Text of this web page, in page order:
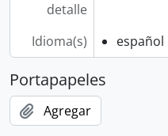
detalle
Idioma(s) español
Portapapeles
Agregar